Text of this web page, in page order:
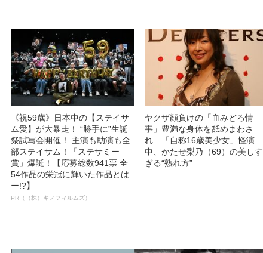
《祝59歳》日本中の【ステイサ
ム愛】が大暴走！ “勝手に”生誕
祭試写会開催！ 主演も助演も全
部ステイサム！「ステサミー
賞」爆誕！【応募総数941票 全
54作品の栄冠に輝いた作品とは
ー!?】
PR（（株）キノフィルムズ）
ヤクザ顔負けの「血みどろ情
事」豊満な身体を舐めまわさ
れ…「自称16歳美少女」怪演
中、かたせ梨乃（69）の美しす
ぎる“熟れ方”